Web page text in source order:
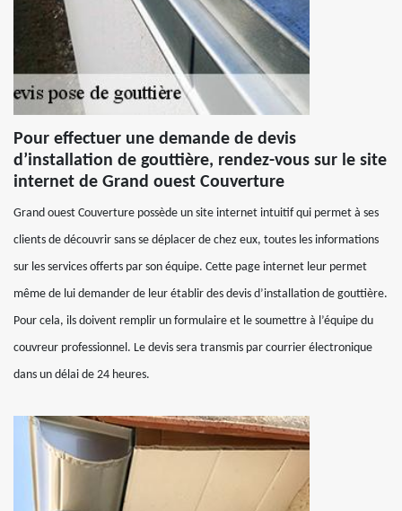
Pour effectuer une demande de devis
d’installation de gouttière, rendez-vous sur le site
internet de Grand ouest Couverture
Grand ouest Couverture possède un site internet intuitif qui permet à ses
clients de découvrir sans se déplacer de chez eux, toutes les informations
sur les services offerts par son équipe. Cette page internet leur permet
même de lui demander de leur établir des devis d’installation de gouttière.
Pour cela, ils doivent remplir un formulaire et le soumettre à l’équipe du
couvreur professionnel. Le devis sera transmis par courrier électronique
dans un délai de 24 heures.